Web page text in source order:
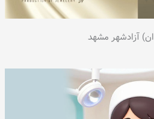
آزادشهر مشهد